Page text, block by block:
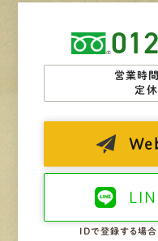
営業時
定
IDで登録する場